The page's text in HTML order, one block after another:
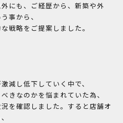
にも、ご経歴から、新築や外
事から、
戦略をご提案しました。
減し低下していく中で、
きなのかを悩まれていた為、
を確認しました。すると店舗オ